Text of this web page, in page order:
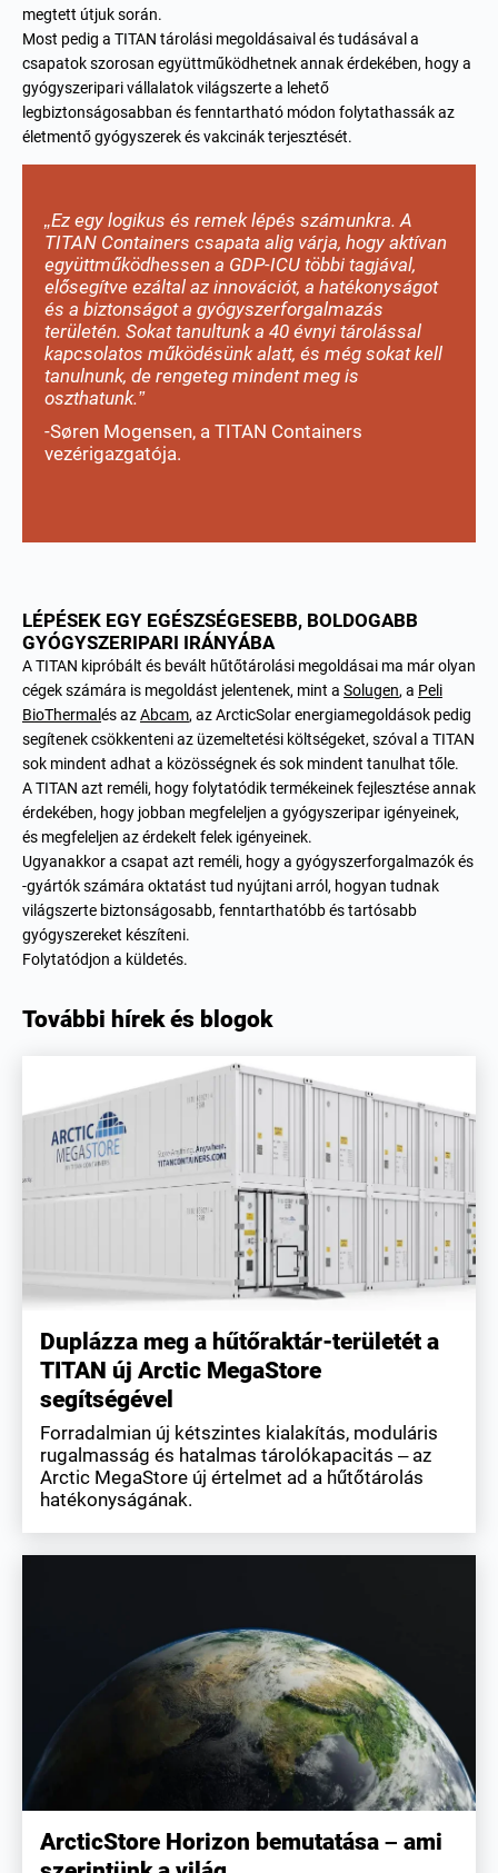
megtett útjuk során.
Most pedig a TITAN tárolási megoldásaival és tudásával a
csapatok szorosan együttműködhetnek annak érdekében, hogy a
gyógyszeripari vállalatok világszerte a lehető
legbiztonságosabban és fenntartható módon folytathassák az
életmentő gyógyszerek és vakcinák terjesztését.
„Ez egy logikus és remek lépés számunkra. A
TITAN Containers csapata alig várja, hogy aktívan
együttműködhessen a GDP-ICU többi tagjával,
elősegítve ezáltal az innovációt, a hatékonyságot
és a biztonságot a gyógyszerforgalmazás
területén. Sokat tanultunk a 40 évnyi tárolással
kapcsolatos működésünk alatt, és még sokat kell
tanulnunk, de rengeteg mindent meg is
oszthatunk.”
-Søren Mogensen, a TITAN Containers
vezérigazgatója.
LÉPÉSEK EGY EGÉSZSÉGESEBB, BOLDOGABB
GYÓGYSZERIPARI IRÁNYÁBA
A TITAN kipróbált és bevált hűtőtárolási megoldásai ma már olyan
cégek számára is megoldást jelentenek, mint a Solugen, a Peli
BioThermal és azAbcam, az ArcticSolar energiamegoldások pedig
segítenek csökkenteni az üzemeltetési költségeket, szóval a TITAN
sok mindent adhat a közösségnek és sok mindent tanulhat tőle.
A TITAN azt reméli, hogy folytatódik termékeinek fejlesztése annak
érdekében, hogy jobban megfeleljen a gyógyszeripar igényeinek,
és megfeleljen az érdekelt felek igényeinek.
Ugyanakkor a csapat azt reméli, hogy a gyógyszerforgalmazók és
-gyártók számára oktatást tud nyújtani arról, hogyan tudnak
világszerte biztonságosabb, fenntarthatóbb és tartósabb
gyógyszereket készíteni.
Folytatódjon a küldetés.
További hírek és blogok
Duplázza meg a hűtőraktár-területét a
TITAN új Arctic MegaStore
segítségével
Forradalmian új kétszintes kialakítás, moduláris
rugalmasság és hatalmas tárolókapacitás – az
Arctic MegaStore új értelmet ad a hűtőtárolás
hatékonyságának.
ArcticStore Horizon bemutatása – ami